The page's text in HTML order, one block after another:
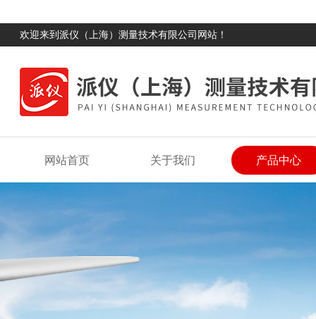
欢迎来到派仪（上海）测量技术有限公司网站！
网站首页 关于我们 产品中心